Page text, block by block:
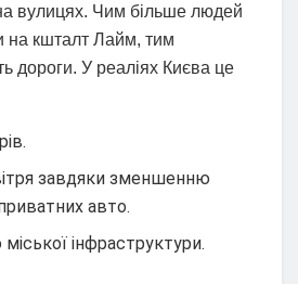
вулицях. Чим більше людей
на кшталт Лайм, тим
дороги. У реаліях Києва це
завдяки зменшенню
авто.
інфраструктури.